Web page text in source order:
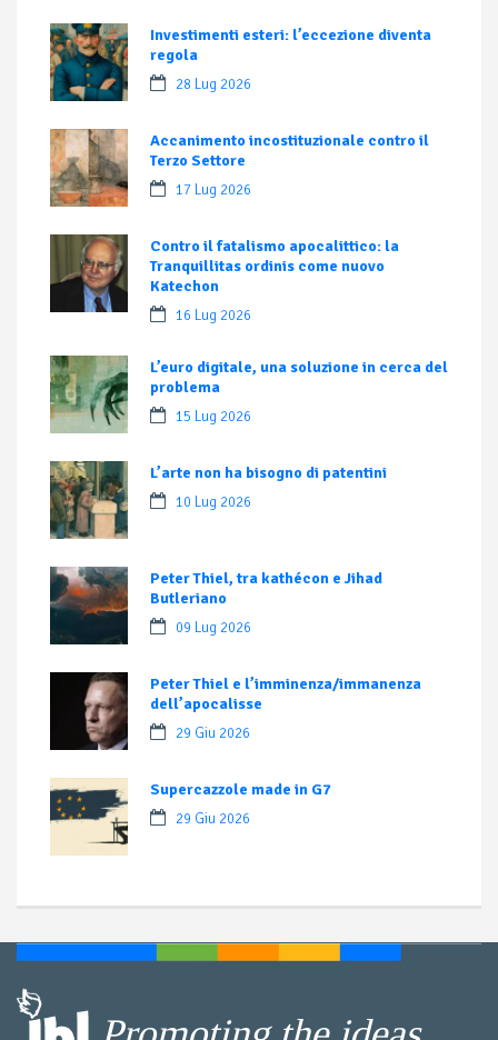
Investimenti esteri: l’eccezione diventa
regola
28 Lug 2026
Accanimento incostituzionale contro il
Terzo Settore
17 Lug 2026
Contro il fatalismo apocalittico: la
Tranquillitas ordinis come nuovo
Katechon
16 Lug 2026
L’euro digitale, una soluzione in cerca del
problema
15 Lug 2026
L’arte non ha bisogno di patentini
10 Lug 2026
Peter Thiel, tra kathécon e Jihad
Butleriano
09 Lug 2026
Peter Thiel e l’imminenza/immanenza
dell’apocalisse
29 Giu 2026
Supercazzole made in G7
29 Giu 2026